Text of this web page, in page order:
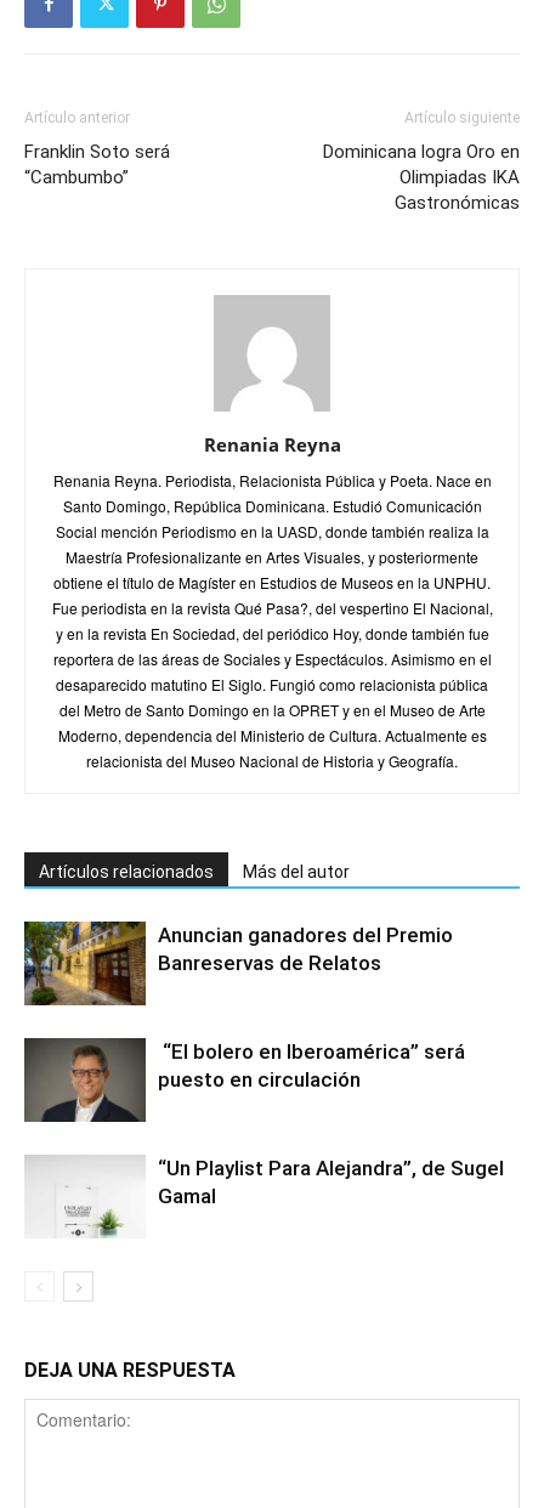
Artículo anterior
Franklin Soto será
“Cambumbo”
Artículo siguiente
Dominicana logra Oro en
Olimpiadas IKA
Gastronómicas
Renania Reyna
Renania Reyna. Periodista, Relacionista Pública y Poeta. Nace en
Santo Domingo, República Dominicana. Estudió Comunicación
Social mención Periodismo en la UASD, donde también realiza la
Maestría Profesionalizante en Artes Visuales, y posteriormente
obtiene el título de Magíster en Estudios de Museos en la UNPHU.
Fue periodista en la revista Qué Pasa?, del vespertino El Nacional,
y en la revista En Sociedad, del periódico Hoy, donde también fue
reportera de las áreas de Sociales y Espectáculos. Asimismo en el
desaparecido matutino El Siglo. Fungió como relacionista pública
del Metro de Santo Domingo en la OPRET y en el Museo de Arte
Moderno, dependencia del Ministerio de Cultura. Actualmente es
relacionista del Museo Nacional de Historia y Geografía.
Artículos relacionados Más del autor
Anuncian ganadores del Premio
Banreservas de Relatos
“El bolero en Iberoamérica” será
puesto en circulación
“Un Playlist Para Alejandra”, de Sugel
Gamal
DEJA UNA RESPUESTA